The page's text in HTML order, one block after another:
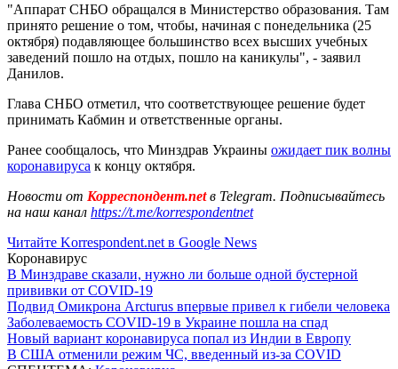
"Аппарат СНБО обращался в Министерство образования. Там
принято решение о том, чтобы, начиная с понедельника (25
октября) подавляющее большинство всех высших учебных
заведений пошло на отдых, пошло на каникулы", - заявил
Данилов.
Глава СНБО отметил, что соответствующее решение будет
принимать Кабмин и ответственные органы.
Ранее сообщалось, что Минздрав Украины ожидает пик волны
коронавируса к концу октября.
Новости от Корреспондент.netв Telegram. Подписывайтесь
на наш канал https://t.me/korrespondentnet
Читайте Korrespondent.net в Google News
Коронавирус
В Минздраве сказали, нужно ли больше одной бустерной
прививки от COVID-19
Подвид Омикрона Arcturus впервые привел к гибели человека
Заболеваемость COVID-19 в Украине пошла на спад
Новый вариант коронавируса попал из Индии в Европу
В США отменили режим ЧС, введенный из-за COVID